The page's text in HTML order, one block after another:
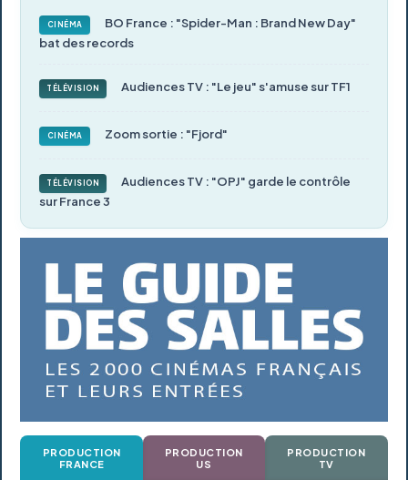
CINÉMA
BO France : "Spider-Man : Brand New Day"
bat des records
TÉLÉVISION Audiences TV : "Le jeu" s'amuse sur TF1
CINÉMA Zoom sortie : "Fjord"
TÉLÉVISION
Audiences TV : "OPJ" garde le contrôle
sur France 3
PRODUCTION
FRANCE
PRODUCTION
US
PRODUCTION
TV